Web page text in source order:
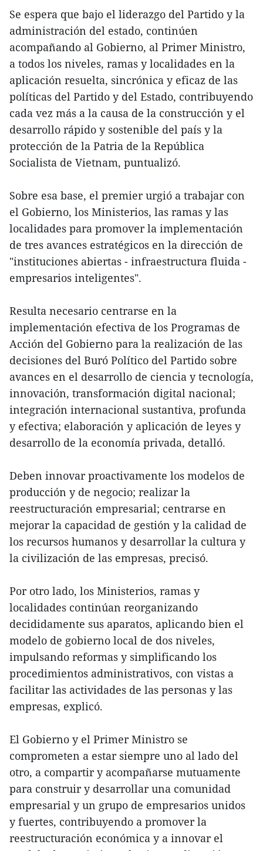
Se espera que bajo el liderazgo del Partido y la
administración del estado, continúen
acompañando al Gobierno, al Primer Ministro,
a todos los niveles, ramas y localidades en la
aplicación resuelta, sincrónica y eficaz de las
políticas del Partido y del Estado, contribuyendo
cada vez más a la causa de la construcción y el
desarrollo rápido y sostenible del país y la
protección de la Patria de la República
Socialista de Vietnam, puntualizó.
Sobre esa base, el premier urgió a trabajar con
el Gobierno, los Ministerios, las ramas y las
localidades para promover la implementación
de tres avances estratégicos en la dirección de
"instituciones abiertas - infraestructura fluida -
empresarios inteligentes".
Resulta necesario centrarse en la
implementación efectiva de los Programas de
Acción del Gobierno para la realización de las
decisiones del Buró Político del Partido sobre
avances en el desarrollo de ciencia y tecnología,
innovación, transformación digital nacional;
integración internacional sustantiva, profunda
y efectiva; elaboración y aplicación de leyes y
desarrollo de la economía privada, detalló.
Deben innovar proactivamente los modelos de
producción y de negocio; realizar la
reestructuración empresarial; centrarse en
mejorar la capacidad de gestión y la calidad de
los recursos humanos y desarrollar la cultura y
la civilización de las empresas, precisó.
Por otro lado, los Ministerios, ramas y
localidades continúan reorganizando
decididamente sus aparatos, aplicando bien el
modelo de gobierno local de dos niveles,
impulsando reformas y simplificando los
procedimientos administrativos, con vistas a
facilitar las actividades de las personas y las
empresas, explicó.
El Gobierno y el Primer Ministro se
comprometen a estar siempre uno al lado del
otro, a compartir y acompañarse mutuamente
para construir y desarrollar una comunidad
empresarial y un grupo de empresarios unidos
y fuertes, contribuyendo a promover la
reestructuración económica y a innovar el